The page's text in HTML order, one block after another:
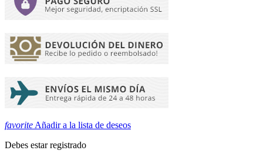
favorite Añadir a la lista de deseos
Debes estar registrado